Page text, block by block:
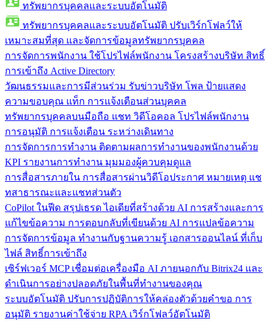
ทรัพยากรบุคคลและระบบอัตโนมัติ
ทรัพยากรบุคคลและระบบอัตโนมัติ ปรับเวิร์กโฟลว์ให้
เหมาะสมที่สุด และจัดการข้อมูลทรัพยากรบุคคล
การจัดการพนักงาน ใช้โปรไฟล์พนักงาน โครงสร้างบริษัท สิทธิ์
การเข้าถึง Active Directory
วัฒนธรรมและการมีส่วนร่วม รับข่าวบริษัท โพล ป้ายแสดง
ความขอบคุณ แท็ก การแจ้งเตือนส่วนบุคคล
ทรัพยากรบุคคลบนมือถือ แชท วิดีโอคอล โปรไฟล์พนักงาน
การอนุมัติ การแจ้งเตือน ระหว่างเดินทาง
การจัดการการทำงาน ติดตามผลการทำงานของพนักงานด้วย
KPI รายงานการทำงาน มุมมองผู้ควบคุมดูแล
การสื่อสารภายใน การสื่อสารผ่านวิดีโอประกาศ หมายเหตุ แช
ทสาธารณะและแชทส่วนตัว
CoPilot ในฟีด สรุปเธรด ไอเดียที่สร้างด้วย AI การสร้างและการ
แก้ไขข้อความ การตอบกลับที่เขียนด้วย AI การแปลข้อความ
การจัดการข้อมูล ทำงานกับฐานความรู้ เอกสารออนไลน์ ที่เก็บ
ไฟล์ สิทธิ์การเข้าถึง
เซิร์ฟเวอร์ MCP เชื่อมต่อเครื่องมือ AI ภายนอกกับ Bitrix24 และ
ดำเนินการอย่างปลอดภัยในพื้นที่ทำงานของคุณ
ระบบอัตโนมัติ ปรับการปฏิบัติการให้คล่องตัวด้วยคำขอ การ
อนุมัติ รายงานค่าใช้จ่าย RPA เวิร์กโฟลว์อัตโนมัติ